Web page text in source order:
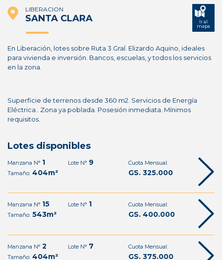
LIBERACION
SANTA CLARA
Ir al
mapa
En Liberación, lotes sobre Ruta 3 Gral. Elizardo Aquino, ideales
para vivienda e inversión. Bancos, escuelas, y todos los servicios
en la zona.
Superficie de terrenos desde 360 m2. Servicios de Energía
Eléctrica.. Zona ya poblada. Posesión inmediata. Mínimos
requisitos.
Lotes disponibles
Manzana N° 1 Lote N°9
Tamaño: 404m²
Cuota Mensual:
GS. 325.000
Manzana N° 15 Lote N°1
Tamaño: 543m²
Cuota Mensual:
GS. 400.000
Manzana N° 2 Lote N°7
Tamaño: 404m²
Cuota Mensual:
GS. 375.000